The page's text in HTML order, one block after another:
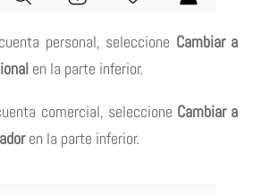
personal, seleccione Cambiar a
en la parte inferior.
comercial, seleccione Cambiar a
en la parte inferior.